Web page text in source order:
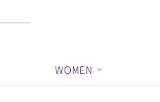
WOMEN